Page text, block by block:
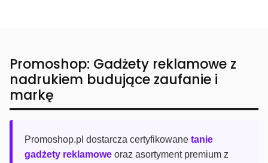
Promoshop: Gadżety reklamowe z
nadrukiem budujące zaufanie i
markę
Promoshop.pl dostarcza certyfikowane tanie
gadżety reklamowe oraz asortyment premium z